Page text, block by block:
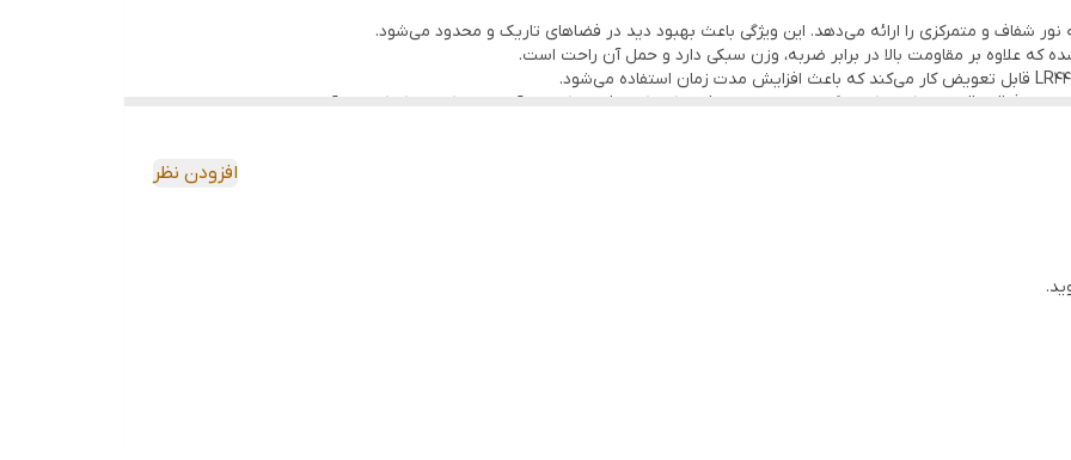
که علاوه بر مقاومت بالا در برابر ضربه، وزن سبکی دارد و حمل آن راحت است.
قوه قرار دارد که امکان نگه‌داشتن ابزارهای فلزی کوچک را فراهم کرده و آن را به یک ابزار کمکی ایده‌آل برای تعمیرات تبدیل
را برای انجام کارهای دیگر آزاد بگذارید. این موضوع در فضاهای باریک که دسترسی به ابزارها محدود است، بسیار مؤثر است. 🙌
در یک مکان نگه داشته می‌شود و از افتادن یا حرکت کردن جلوگیری می‌کند. این تهویه نور باعث می‌شود که حین کار، روشنایی
دهید تا به نورپردازی بهتر در مکان‌های تنگ دست یابید. این ویژگی به شما اجازه می‌دهد تا نور را به سمت مکان‌هایی که نیاز
افزودن نظر